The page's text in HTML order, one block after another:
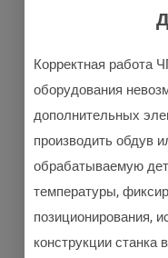
Корректная работа
оборудования
дополнительных
производить обдув
обрабатываемую
температуры,
позиционирования,
конструкции станка